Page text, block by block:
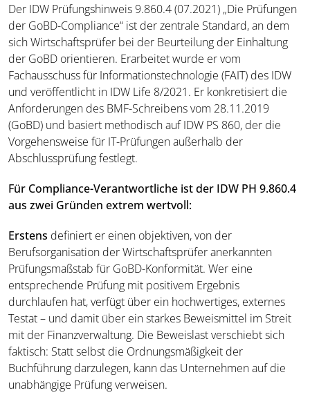
Der IDW Prüfungshinweis 9.860.4 (07.2021) „Die Prüfungen
der GoBD-Compliance“ ist der zentrale Standard, an dem
sich Wirtschaftsprüfer bei der Beurteilung der Einhaltung
der GoBD orientieren. Erarbeitet wurde er vom
Fachausschuss für Informationstechnologie (FAIT) des IDW
und veröffentlicht in IDW Life 8/2021. Er konkretisiert die
Anforderungen des BMF-Schreibens vom 28.11.2019
(GoBD) und basiert methodisch auf IDW PS 860, der die
Vorgehensweise für IT-Prüfungen außerhalb der
Abschlussprüfung festlegt.
Für Compliance-Verantwortliche ist der IDW PH 9.860.4
aus zwei Gründen extrem wertvoll:
Erstens definiert er einen objektiven, von der
Berufsorganisation der Wirtschaftsprüfer anerkannten
Prüfungsmaßstab für GoBD-Konformität. Wer eine
entsprechende Prüfung mit positivem Ergebnis
durchlaufen hat, verfügt über ein hochwertiges, externes
Testat – und damit über ein starkes Beweismittel im Streit
mit der Finanzverwaltung. Die Beweislast verschiebt sich
faktisch: Statt selbst die Ordnungsmäßigkeit der
Buchführung darzulegen, kann das Unternehmen auf die
unabhängige Prüfung verweisen.